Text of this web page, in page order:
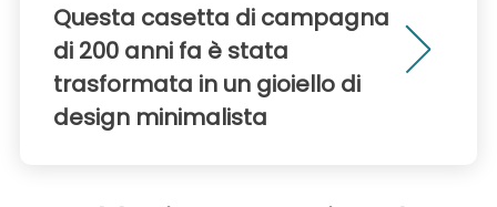
Questa casetta di campagna
di 200 anni fa è stata
trasformata in un gioiello di
design minimalista